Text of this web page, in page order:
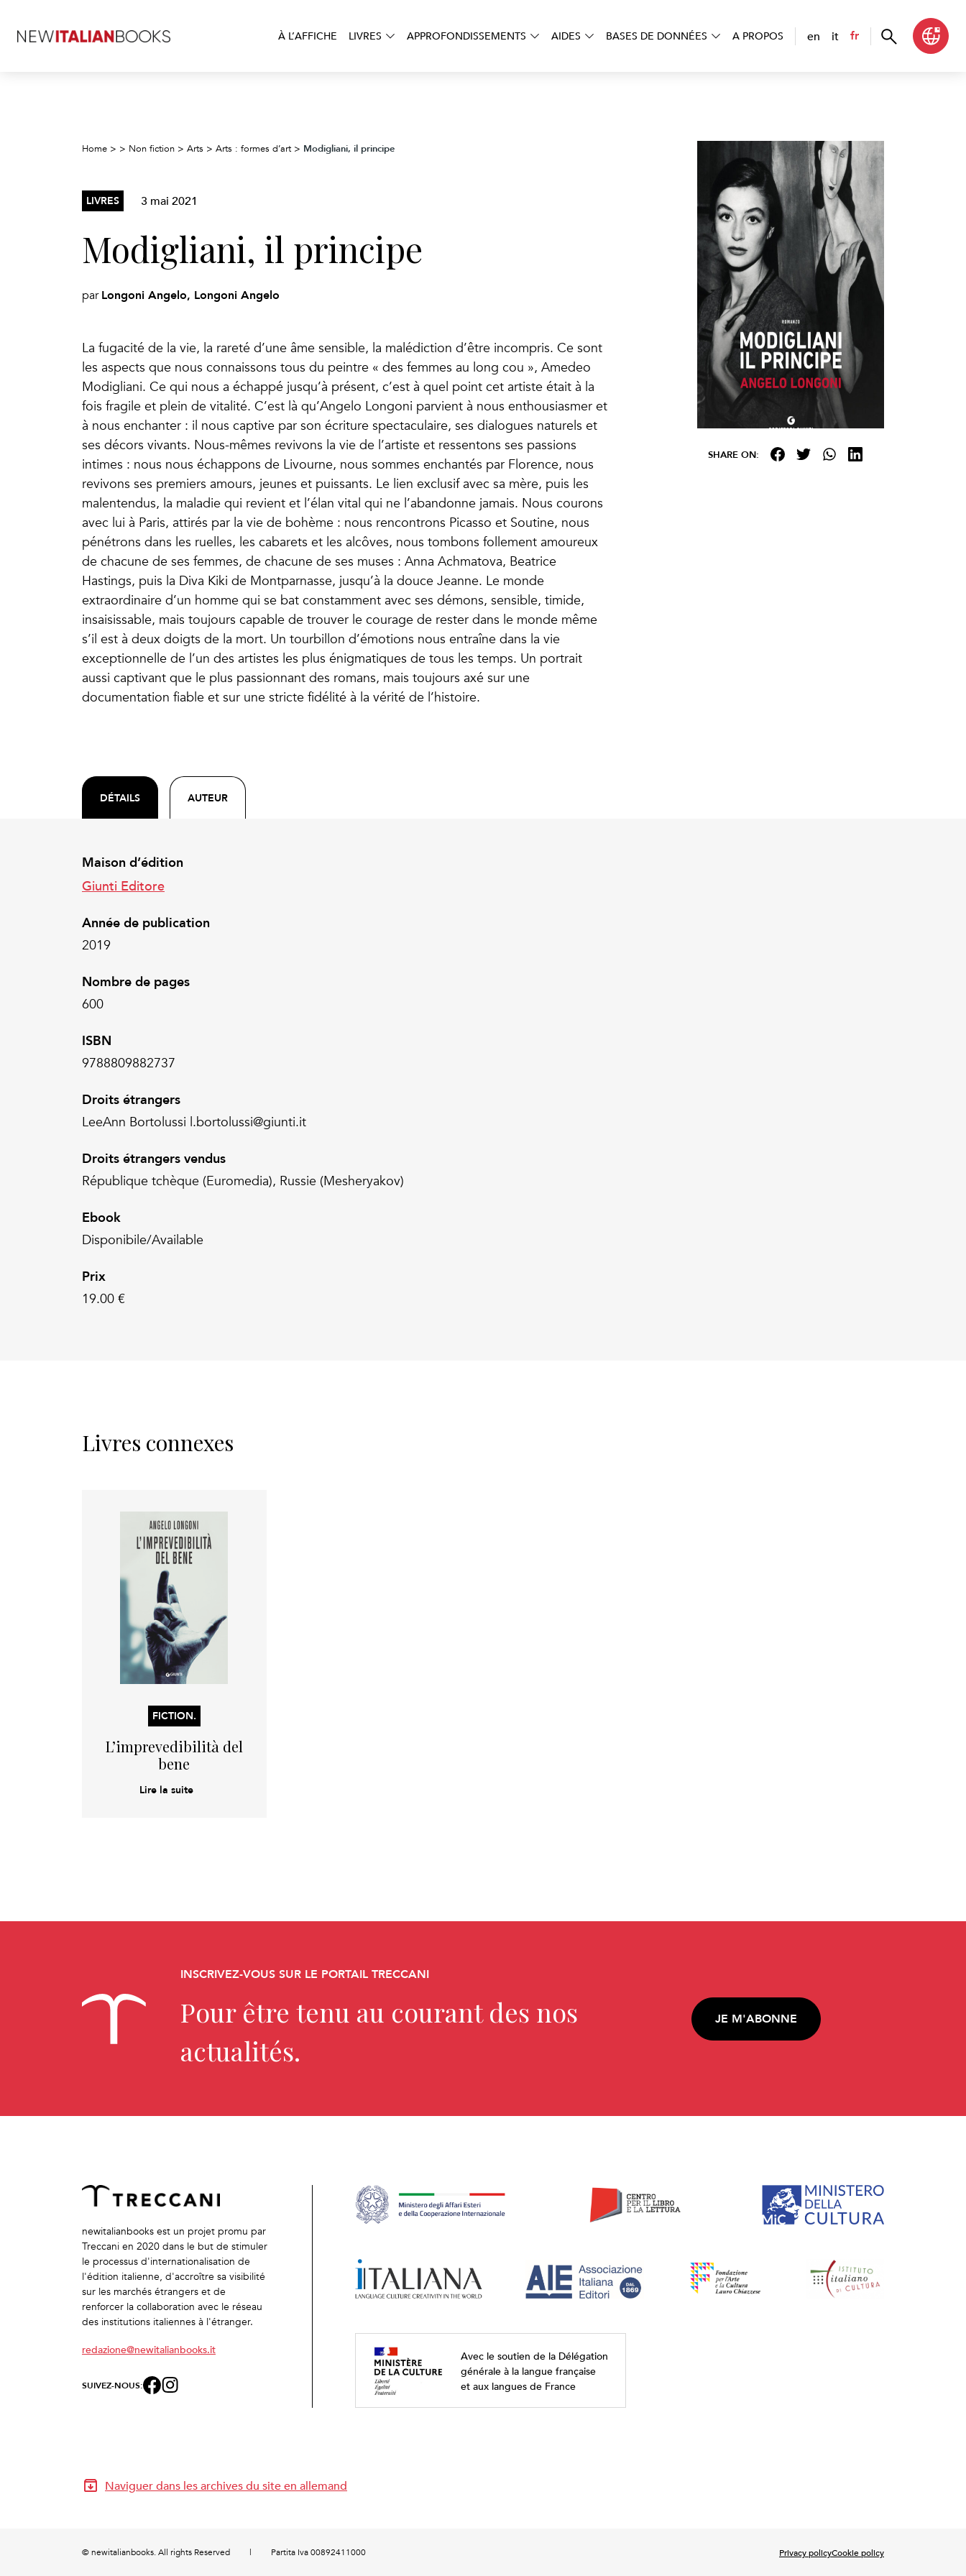
À L’AFFICHE LIVRES APPROFONDISSEMENTS AIDES BASES DE DONNÉES A PROPOS en it fr
Home > > Non fiction > Arts > Arts : formes d’art > Modigliani, il principe
LIVRES 3 mai 2021
Modigliani, il principe
par Longoni Angelo, Longoni Angelo
La fugacité de la vie, la rareté d’une âme sensible, la malédiction d’être incompris. Ce sont
les aspects que nous connaissons tous du peintre « des femmes au long cou », Amedeo
Modigliani. Ce qui nous a échappé jusqu’à présent, c’est à quel point cet artiste était à la
fois fragile et plein de vitalité. C’est là qu’Angelo Longoni parvient à nous enthousiasmer et
à nous enchanter : il nous captive par son écriture spectaculaire, ses dialogues naturels et
ses décors vivants. Nous-mêmes revivons la vie de l’artiste et ressentons ses passions
intimes : nous nous échappons de Livourne, nous sommes enchantés par Florence, nous
revivons ses premiers amours, jeunes et puissants. Le lien exclusif avec sa mère, puis les
malentendus, la maladie qui revient et l’élan vital qui ne l’abandonne jamais. Nous courons
avec lui à Paris, attirés par la vie de bohème : nous rencontrons Picasso et Soutine, nous
pénétrons dans les ruelles, les cabarets et les alcôves, nous tombons follement amoureux
de chacune de ses femmes, de chacune de ses muses : Anna Achmatova, Beatrice
Hastings, puis la Diva Kiki de Montparnasse, jusqu’à la douce Jeanne. Le monde
extraordinaire d’un homme qui se bat constamment avec ses démons, sensible, timide,
insaisissable, mais toujours capable de trouver le courage de rester dans le monde même
s’il est à deux doigts de la mort. Un tourbillon d’émotions nous entraîne dans la vie
exceptionnelle de l’un des artistes les plus énigmatiques de tous les temps. Un portrait
aussi captivant que le plus passionnant des romans, mais toujours axé sur une
documentation fiable et sur une stricte fidélité à la vérité de l’histoire.
DÉTAILS AUTEUR
Maison d’édition
Giunti Editore
Année de publication
2019
Nombre de pages
600
ISBN
9788809882737
Droits étrangers
LeeAnn Bortolussi l.bortolussi@giunti.it
Droits étrangers vendus
République tchèque (Euromedia), Russie (Mesheryakov)
Ebook
Disponibile/Available
Prix
19.00 €
SHARE ON:
Livres connexes
FICTION.
L’imprevedibilità del
bene
Lire la suite
INSCRIVEZ-VOUS SUR LE PORTAIL TRECCANI
Pour être tenu au courant des nos
actualités.
JE M'ABONNE
newitalianbooks est un projet promu par
Treccani en 2020 dans le but de stimuler
le processus d'internationalisation de
l'édition italienne, d'accroître sa visibilité
sur les marchés étrangers et de
renforcer la collaboration avec le réseau
des institutions italiennes à l'étranger.
redazione@newitalianbooks.it
SUIVEZ-NOUS:
Avec le soutien de la Délégation
générale à la langue française
et aux langues de France
Naviguer dans les archives du site en allemand
© newitalianbooks. All rights Reserved Partita Iva 00892411000 Privacy policyCookie policy